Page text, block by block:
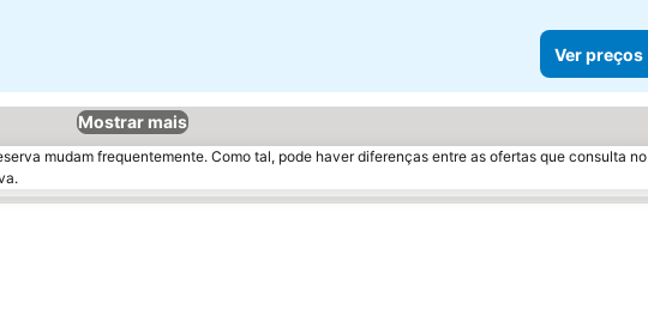
Ver preços
Mostrar mais
mudam frequentemente. Como tal, pode haver diferenças entre as ofertas que consulta no